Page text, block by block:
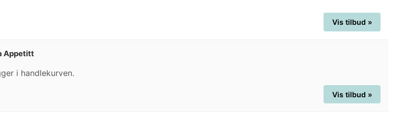
Vis tilbud »
Appetitt
i handlekurven.
Vis tilbud »